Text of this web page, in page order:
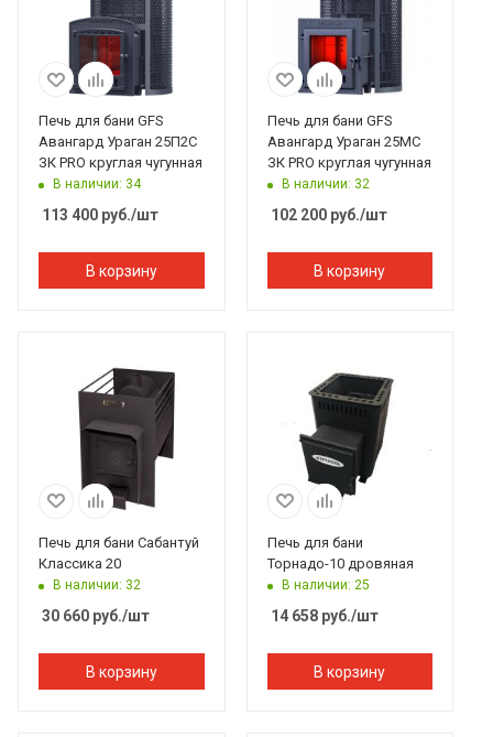
Печь для бани GFS
Авангард Ураган 25П2С
ЗК PRO круглая чугунная
В наличии: 34
113 400 руб./шт
В корзину
Печь для бани GFS
Авангард Ураган 25МС
ЗК PRO круглая чугунная
В наличии: 32
102 200руб./шт
В корзину
Печь для бани Сабантуй
Классика 20
В наличии: 32
30 660 руб./шт
В корзину
Печь для бани
Торнадо-10 дровяная
В наличии: 25
14 658руб./шт
В корзину